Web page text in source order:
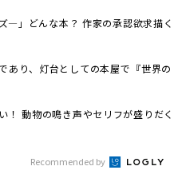
―」どんな本？ 作家の承認欲求描く
り、灯台としての本屋で――『世界の
！ 動物の鳴き声やセリフが盛りだく
Recommended by